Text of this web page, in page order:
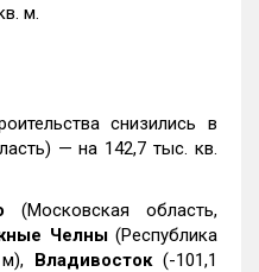
м.
снизились в
— на 142,7 тыс. кв.
(Московская область,
Челны(Республика
Владивосток(-101,1